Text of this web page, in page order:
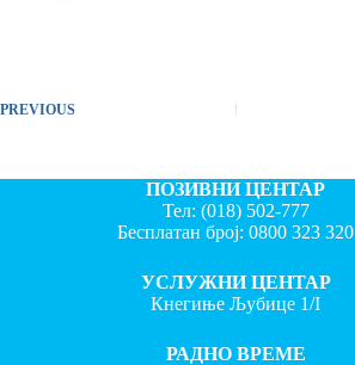
PREVIOUS
ПОЗИВНИ ЦЕНТАР
Тел: (018) 502-777
Бесплатан број:0800 323 320
УСЛУЖНИ ЦЕНТАР
Кнегиње Љубице 1/I
РАДНО ВРЕМЕ